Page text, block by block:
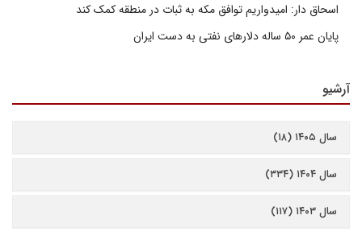
اسحاق دار: امیدواریم توافق مکه به ثبات در منطقه کمک کند
پایان عمر ۵۰ ساله دلارهای نفتی به دست ایران
آرشیو
سال ۱۴۰۵ (۱۸)
سال ۱۴۰۴ (۳۳۴)
سال ۱۴۰۳ (۱۱۷)